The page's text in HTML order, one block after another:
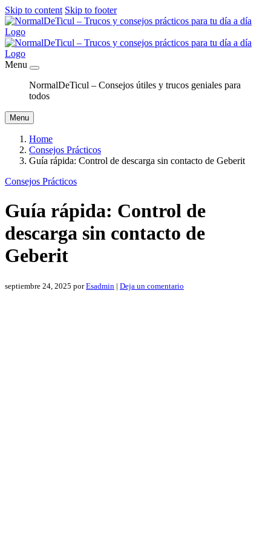
Skip to content Skip to footer
Menu
NormalDeTicul – Consejos útiles y trucos geniales para
todos
Menu
Home
Consejos Prácticos
Guía rápida: Control de descarga sin contacto de Geberit
Consejos Prácticos
Guía rápida: Control de
descarga sin contacto de
Geberit
septiembre 24, 2025 porEsadmin | Deja un comentario